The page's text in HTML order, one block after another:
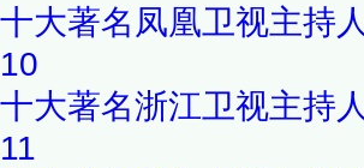
十大著名凤凰卫视主持人
10
十大著名浙江卫视主持人
11